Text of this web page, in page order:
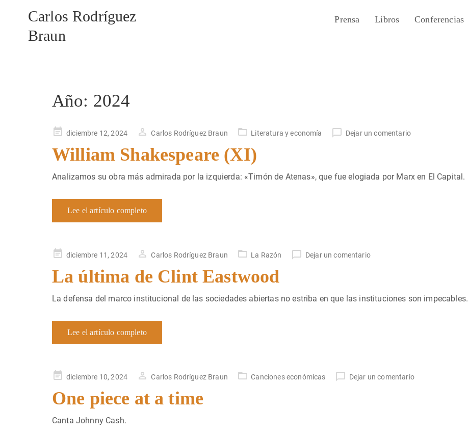
Carlos Rodríguez
Braun
Prensa Libros Conferencias
Año: 2024
Publicado
diciembre 12, 2024 Carlos Rodríguez Braun Literatura y economía Dejar un comentario
William Shakespeare (XI)
Analizamos su obra más admirada por la izquierda: «Timón de Atenas», que fue elogiada por Marx en El Capital.
Lee el artículo completo
Publicado
diciembre 11, 2024 Carlos Rodríguez Braun La Razón Dejar un comentario
La última de Clint Eastwood
La defensa del marco institucional de las sociedades abiertas no estriba en que las instituciones son impecables.
Lee el artículo completo
Publicado
diciembre 10, 2024 Carlos Rodríguez Braun Canciones económicas Dejar un comentario
One piece at a time
Canta Johnny Cash.